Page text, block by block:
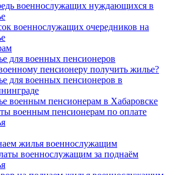
военнослужащих нуждающихся в
военнослужащих очередников на
для военных пенсионеров
пенсионеру получить жилье?
для военных пенсионеров в
военным пенсионерам в Хабаровске
военным пенсионерам по оплате
жилья военнослужащим
военнослужащим за поднаём